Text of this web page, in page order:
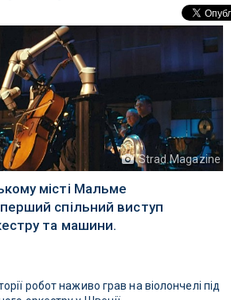
Strad Magazine
місті Мальме
спільний виступ
та машини.
робот наживо грав на віолончелі під